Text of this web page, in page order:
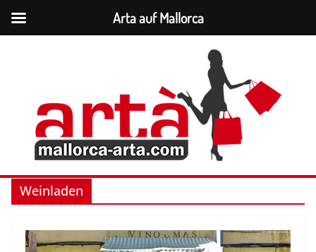
Weinladen
Arta auf Mallorca